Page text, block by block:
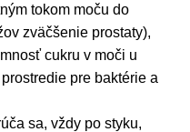
tokom moču do
zväčšenie prostaty),
cukru v moči u
pre baktérie a
sa, vždy po styku,